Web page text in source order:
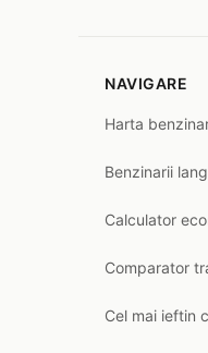
NAVIGARE
Harta
Benzinarii
Calculator
Comparator
Cel mai ieftin